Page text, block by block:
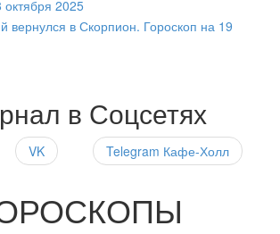
октября 2025
вернулся в Скорпион. Гороскоп на 19
в Соцсетях
VK Telegram Кафе-Холл